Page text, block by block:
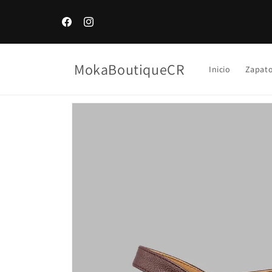
al contenidoFacebookInstagram
⚡ ¡Tenemos ENVÍO GRATIS en pedidos
MokaBoutiqueCR Inicio
directamente